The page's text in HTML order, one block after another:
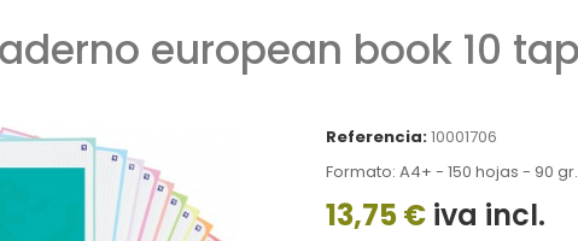
european book 10
Referencia:10001706
Formato: A4+ - 150 hojas - 90
13,75 €iva incl.